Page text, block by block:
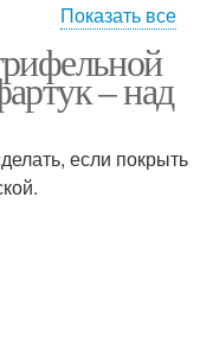
для фартука
на кухне
Показать все
– над
если покрыть